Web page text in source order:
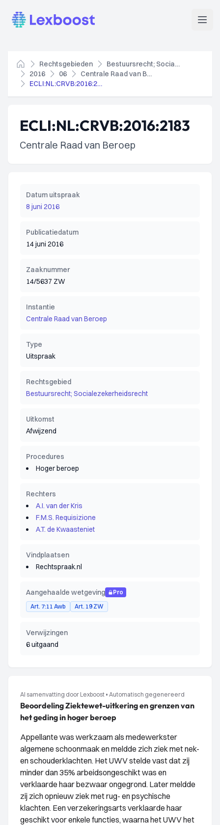
Lexboost
Home
Rechtsgebieden
Bestuursrecht; Socialezekerheidsrecht
2016
06
Centrale Raad van Beroep
ECLI:NL:CRVB:2016:2183
ECLI:NL:CRVB:2016:2183
Centrale Raad van Beroep
Datum uitspraak
8 juni 2016
Publicatiedatum
14 juni 2016
Zaaknummer
14/5637 ZW
Instantie
Centrale Raad van Beroep
Type
Uitspraak
Rechtsgebied
Bestuursrecht; Socialezekerheidsrecht
Uitkomst
Afwijzend
Procedures
Hoger beroep
Rechters
A.I. van der Kris
F.M.S. Requisizione
A.T. de Kwaasteniet
Vindplaatsen
Rechtspraak.nl
Aangehaalde wetgeving
Pro
Art. 7:11 Awb
Art. 19 ZW
Verwijzingen
6 uitgaand
AI samenvatting door Lexboost • Automatisch gegenereerd
Beoordeling Ziektewet-uitkering en grenzen van
het geding in hoger beroep
Appellante was werkzaam als medewerkster
algemene schoonmaak en meldde zich ziek met nek-
en schouderklachten. Het UWV stelde vast dat zij
minder dan 35% arbeidsongeschikt was en
verklaarde haar bezwaar ongegrond. Later meldde
zij zich opnieuw ziek met rug- en psychische
klachten. Een verzekeringsarts verklaarde haar
geschikt voor enkele functies, waarna het UWV het